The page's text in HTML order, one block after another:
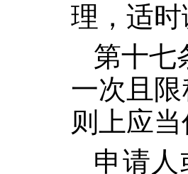
理，适时
第十七
一次且
则上应
申请